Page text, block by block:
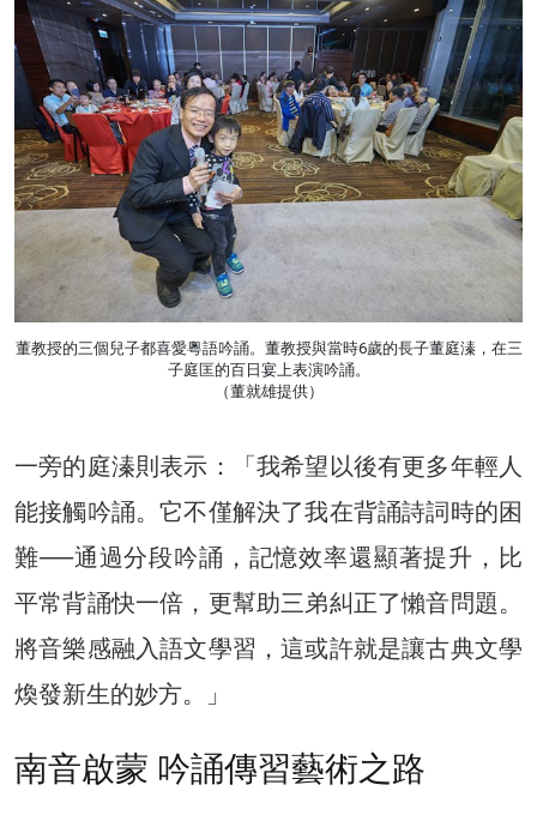
董教授的三個兒子都喜愛粵語吟誦。董教授與當時6歲的長子董庭溱，在三
子庭匡的百日宴上表演吟誦。
（董就雄提供）
一旁的庭溱則表示：「我希望以後有更多年輕人
能接觸吟誦。它不僅解決了我在背誦詩詞時的困
難──通過分段吟誦，記憶效率還顯著提升，比
平常背誦快一倍，更幫助三弟糾正了懶音問題。
將音樂感融入語文學習，這或許就是讓古典文學
煥發新生的妙方。」
南音啟蒙 吟誦傳習藝術之路